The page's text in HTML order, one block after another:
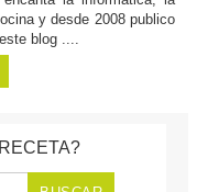
y desde 2008 publico
blog ....